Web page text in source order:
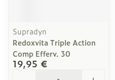
Supradyn
Redoxvita Triple Action
Comp Efferv. 30
19,95 €